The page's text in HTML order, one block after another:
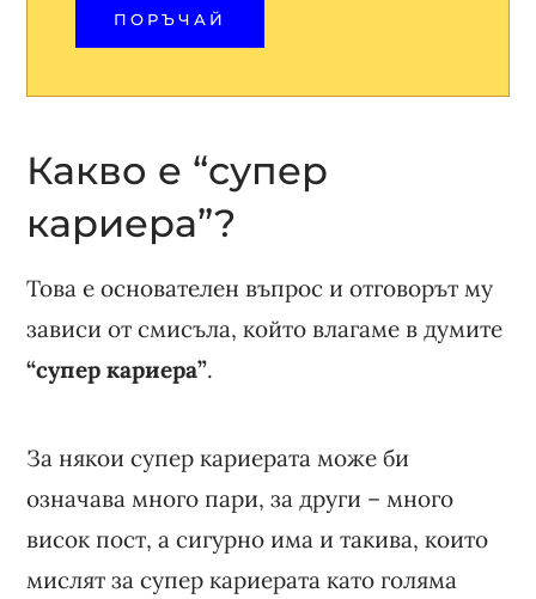
ПОРЪЧАЙ
Какво е “супер
кариера”?
Това е основателен въпрос и отговорът му
зависи от смисъла, който влагаме в думите
“супер кариера”.
За някои супер кариерата може би
означава много пари, за други – много
висок пост, а сигурно има и такива, които
мислят за супер кариерата като голяма